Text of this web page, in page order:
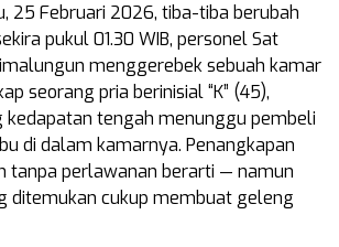
25 Februari 2026, tiba-tiba berubah
pukul 01.30 WIB, personel Sat
menggerebek sebuah kamar
seorang pria berinisial “K” (45),
kedapatan tengah menunggu pembeli
di dalam kamarnya. Penangkapan
tanpa perlawanan berarti — namun
ditemukan cukup membuat geleng